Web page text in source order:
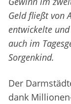
Geld fließt von
entwickelte
auch im
Sorgenkind.
Der
dank